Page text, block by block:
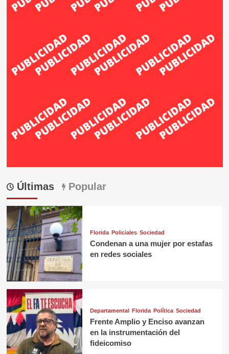
Últimas Popular
Florida Policiales Sociedad
Condenan a una mujer por estafas
en redes sociales
Departamental Florida Política Sociedad
Frente Amplio y Enciso avanzan
en la instrumentación del
fideicomiso